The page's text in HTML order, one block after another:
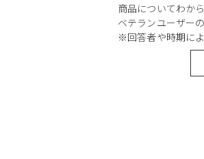
商品についてわか
ベテランユーザー
※回答者や時期に